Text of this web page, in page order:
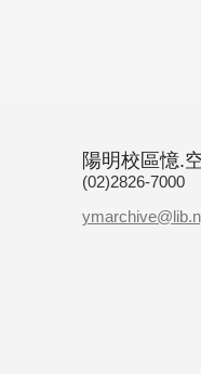
陽明校區憶.
(02)2826-7000